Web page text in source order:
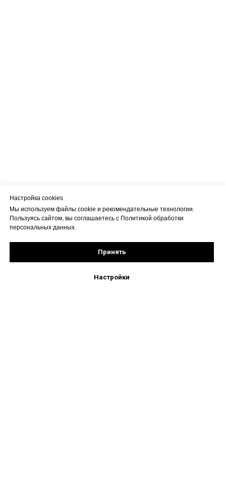
Настройка cookies
Мы используем файлы cookie и рекомендательные технологии.
Пользуясь сайтом, вы соглашаетесь с Политикой обработки
персональных данных.
Принять
Настройки